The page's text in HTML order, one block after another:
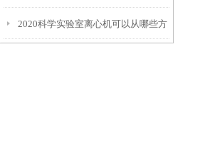
安全须知
2020科学实验室离心机可以从哪些方